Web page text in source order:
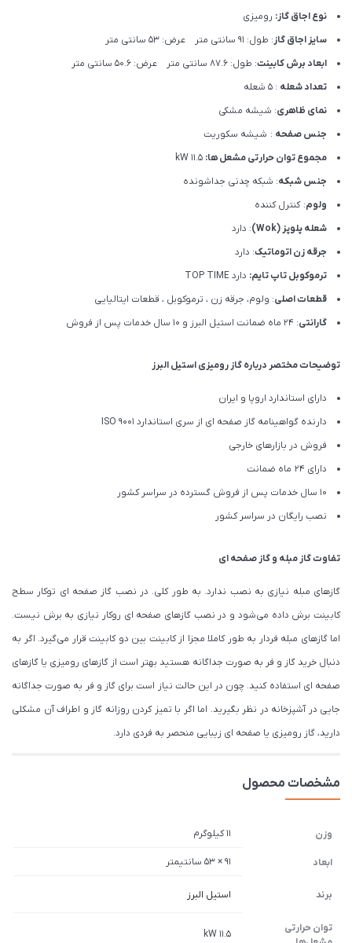
نوع اجاق گاز: رومیزی
سایز اجاق گاز: طول: 91 سانتی متر عرض: 53 سانتی متر
ابعاد برش کابینت: طول: 87.6 سانتی متر عرض: 50.6 سانتی متر
تعداد شعله : 5 شعله
نمای ظاهری: شیشه مشکی
جنس صفحه : شیشه سکوریت
مجموع توان حرارتی مشعل ها:
جنس شبکه: شبکه چدنی جداشونده
ولوم: کنترل کننده
شعله پلوپز (Wok)
: دارد
جرقه زن اتوماتیک: دارد
ترموکوبل تاپ تایم: دارد TOP TIME
قطعات اصلی: ولوم، جرقه زن ، ترموکوبل ، قطعات ایتالیایی
گارانتی: 24 ماه ضمانت استیل البرز و 10 سال خدمات پس از فروش
توضیحات مختصر درباره گاز رومیزی استیل البرز
دارای استاندارد اروپا و ایران
دارنده گواهینامه گاز صفحه ای از سری استاندارد ISO 9001
فروش در بازارهای خارجی
دارای 24 ماه ضمانت
10 سال خدمات پس از فروش گسترده در سراسر کشور
نصب رایگان در سراسر کشور
تفاوت گاز مبله و گاز صفحه ای
گازهای مبله نیازی به نصب ندارد. به طور کلی. در نصب گاز صفحه ای توکار سطح
کابینت برش داده می‌شود و در نصب گازهای صفحه ای روکار نیازی به برش نیست.
اما گازهای مبله فردار به طور کاملا مجزا از کابینت بین دو کابینت قرار می‌گیرد. اگر به
دنبال خرید گاز و فر به صورت جداگانه هستید بهتر است از گازهای رومیزی یا گازهای
صفحه ای استفاده کنید. چون در این حالت نیاز است برای گاز و فر به صورت جداگانه
جایی در آشپزخانه در نظر بگیرید. اما اگر با تمیز کردن روزانه گاز و اطراف آن مشکلی
دارید، گاز رومیزی یا صفحه ای زیبایی منحصر به فردی دارد.
مشخصات محصول
وزن 11 کیلوگرم
ابعاد 91 × 53 سانتیمتر
برند استیل البرز
توان حرارتی
11.5 kW